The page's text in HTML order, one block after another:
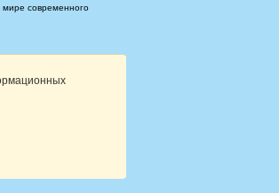
мире современного